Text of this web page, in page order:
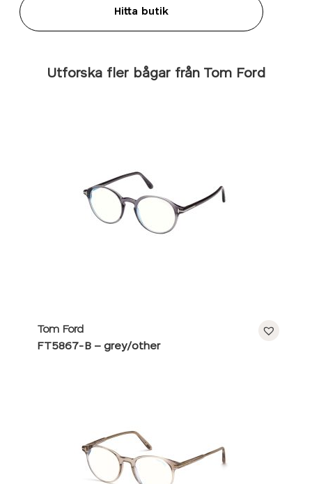
Hitta butik
Utforska fler bågar från Tom Ford
Tom Ford
FT5867-B – grey/other